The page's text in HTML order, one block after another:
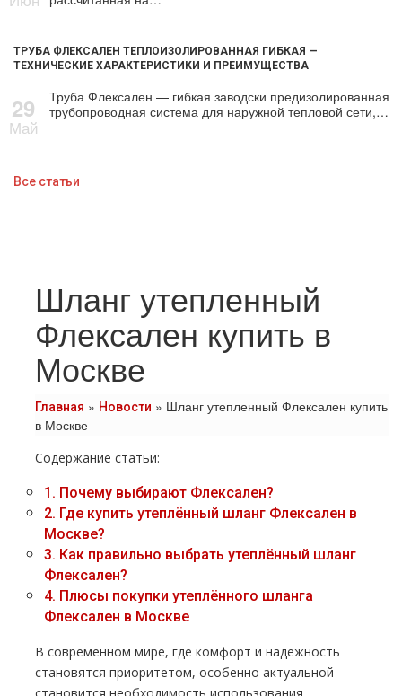
ТРУБА ФЛЕКСАЛЕН ТЕПЛОИЗОЛИРОВАННАЯ ГИБКАЯ —
ТЕХНИЧЕСКИЕ ХАРАКТЕРИСТИКИ И ПРЕИМУЩЕСТВА
29
Май
Труба Флексален — гибкая заводски предизолированная
трубопроводная система для наружной тепловой сети,…
Все статьи
Шланг утепленный
Флексален купить в
Москве
Главная » Новости » Шланг утепленный Флексален купить
в Москве
Содержание статьи:
1. Почему выбирают Флексален?
2. Где купить утеплённый шланг Флексален в
Москве?
3. Как правильно выбрать утеплённый шланг
Флексален?
4. Плюсы покупки утеплённого шланга
Флексален в Москве
В современном мире, где комфорт и надежность
становятся приоритетом, особенно актуальной